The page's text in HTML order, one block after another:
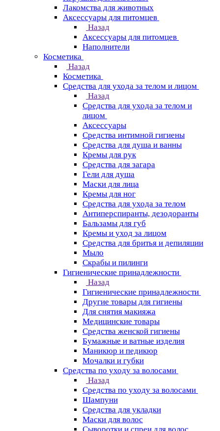
Лакомства для животных
Аксессуары для питомцев
Назад
Аксессуары для питомцев
Наполнители
Косметика
Назад
Косметика
Средства для ухода за телом и лицом
Назад
Средства для ухода за телом и
лицом
Аксессуары
Средства интимной гигиены
Средства для душа и ванны
Кремы для рук
Средства для загара
Гели для душа
Маски для лица
Кремы для ног
Средства для ухода за телом
Антиперспиранты, дезодоранты
Бальзамы для губ
Кремы и уход за лицом
Средства для бритья и депиляции
Мыло
Скрабы и пилинги
Гигиенические принадлежности
Назад
Гигиенические принадлежности
Другие товары для гигиены
Для снятия макияжа
Медицинские товары
Средства женской гигиены
Бумажные и ватные изделия
Маникюр и педикюр
Мочалки и губки
Средства по уходу за волосами
Назад
Средства по уходу за волосами
Шампуни
Средства для укладки
Маски для волос